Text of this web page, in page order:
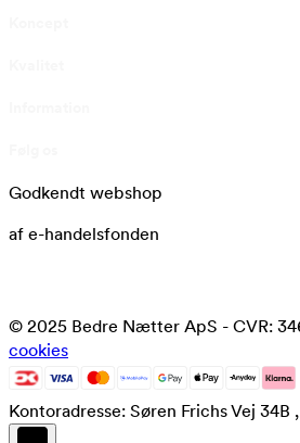
Godkendt webshop
af e-handelsfonden
© 2025 Bedre Nætter ApS - CVR:
cookies
Kontoradresse: Søren Frichs Vej 34B